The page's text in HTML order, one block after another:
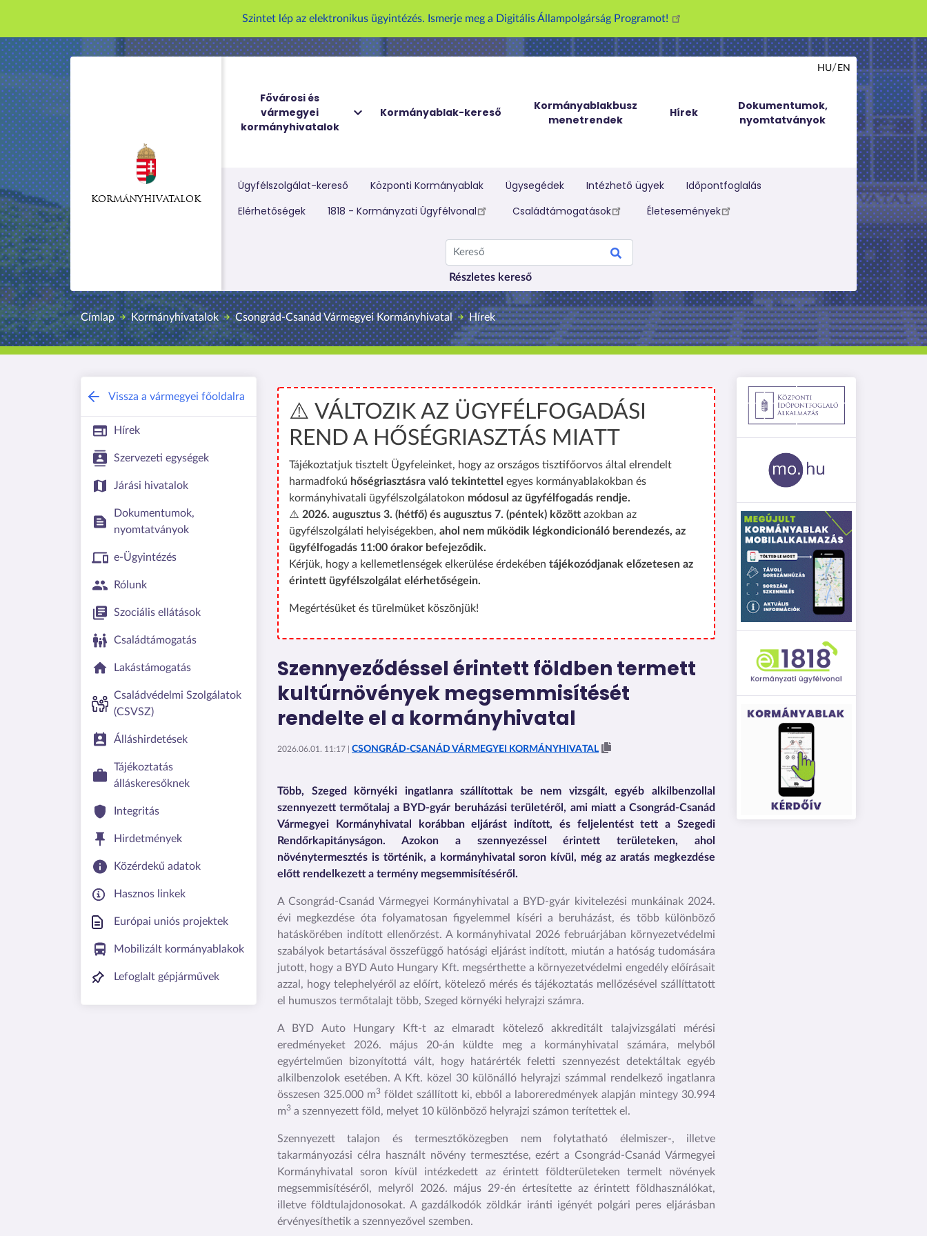
r
t
a
o
r
a
Szintet lép az elektronikus ügyintézés. Ismerje meg a Digitális Állampolgárság Programot!
KORMÁNYHIVATALOK
Fővárosi és
vármegyei
kormányhivatalok
Kormányablak-kereső
Kormányablakbusz
menetrendek
Hírek
Dokumentumok,
nyomtatványok
HU EN
Kereső melletti menü
Ügyfélszolgálat-kereső Központi Kormányablak Ügysegédek Intézhető ügyek
Időpontfoglalás
Elérhetőségek
1818 - Kormányzati Ügyfélvonal Családtámogatások Életesemények
Kereső
Részletes kereső
Címlap Kormányhivatalok Csongrád-Csanád Vármegyei Kormányhivatal Hírek
Vissza a vármegyei főoldalra
Hírek
Szervezeti egységek
Járási hivatalok
Dokumentumok,
nyomtatványok
e-Ügyintézés
Rólunk
Szociális ellátások
Családtámogatás
Lakástámogatás
Családvédelmi Szolgálatok
(CSVSZ)
Álláshirdetések
Tájékoztatás
álláskeresőknek
Integritás
Hirdetmények
Közérdekű adatok
Hasznos linkek
Európai uniós projektek
Mobilizált kormányablakok
Lefoglalt gépjárművek
⚠️ VÁLTOZIK AZ ÜGYFÉLFOGADÁSI
REND A HŐSÉGRIASZTÁS MIATT
Tájékoztatjuk tisztelt Ügyfeleinket, hogy az országos tisztifőorvos által elrendelt
harmadfokú hőségriasztásra való tekintettel egyes kormányablakokban és
kormányhivatali ügyfélszolgálatokon módosul az ügyfélfogadás rendje.
⚠️ 2026. augusztus 3. (hétfő) és augusztus 7. (péntek) között azokban az
ügyfélszolgálati helyiségekben, ahol nem működik légkondicionáló berendezés, az
ügyfélfogadás 11:00 órakor befejeződik.
Kérjük, hogy a kellemetlenségek elkerülése érdekében tájékozódjanak előzetesen az
érintett ügyfélszolgálat elérhetőségein.
Megértésüket és türelmüket köszönjük!
Szennyeződéssel érintett földben termett
kultúrnövények megsemmisítését
rendelte el a kormányhivatal
2026.06.01. 11:17 | CSONGRÁD-CSANÁD VÁRMEGYEI KORMÁNYHIVATAL
Több, Szeged környéki ingatlanra szállítottak be nem vizsgált, egyéb alkilbenzollal
szennyezett termőtalaj a BYD-gyár beruházási területéről, ami miatt a Csongrád-Csanád
Vármegyei Kormányhivatal korábban eljárást indított, és feljelentést tett a Szegedi
Rendőrkapitányságon. Azokon a szennyezéssel érintett területeken, ahol
növénytermesztés is történik, a kormányhivatal soron kívül, még az aratás megkezdése
előtt rendelkezett a termény megsemmisítéséről.
A Csongrád-Csanád Vármegyei Kormányhivatal a BYD-gyár kivitelezési munkáinak 2024.
évi megkezdése óta folyamatosan figyelemmel kíséri a beruházást, és több különböző
hatáskörében indított ellenőrzést. A kormányhivatal 2026 februárjában környezetvédelmi
szabályok betartásával összefüggő hatósági eljárást indított, miután a hatóság tudomására
jutott, hogy a BYD Auto Hungary Kft. megsérthette a környezetvédelmi engedély előírásait
azzal, hogy telephelyéről az előírt, kötelező mérés és tájékoztatás mellőzésével szállíttatott
el humuszos termőtalajt több, Szeged környéki helyrajzi számra.
A BYD Auto Hungary Kft-t az elmaradt kötelező akkreditált talajvizsgálati mérési
eredményeket 2026. május 20-án küldte meg a kormányhivatal számára, melyből
egyértelműen bizonyítottá vált, hogy határérték feletti szennyezést detektáltak egyéb
alkilbenzolok esetében. A Kft. közel 30 különálló helyrajzi számmal rendelkező ingatlanra
összesen 325.000 m3földet szállított ki, ebből a laboreredmények alapján mintegy 30.994
m3 a szennyezett föld, melyet 10 különböző helyrajzi számon terítettek el.
Szennyezett talajon és termesztőközegben nem folytatható élelmiszer-, illetve
takarmányozási célra használt növény termesztése, ezért a Csongrád-Csanád Vármegyei
Kormányhivatal soron kívül intézkedett az érintett földterületeken termelt növények
megsemmisítéséről, melyről 2026. május 29-én értesítette az érintett földhasználókat,
illetve földtulajdonosokat. A gazdálkodók zöldkár iránti igényét polgári peres eljárásban
érvényesíthetik a szennyezővel szemben.